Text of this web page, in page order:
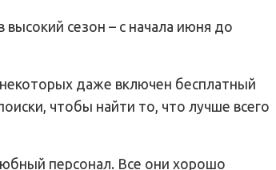
сезон – с начала июня до
даже включен бесплатный
чтобы найти то, что лучше всего
персонал. Все они хорошо